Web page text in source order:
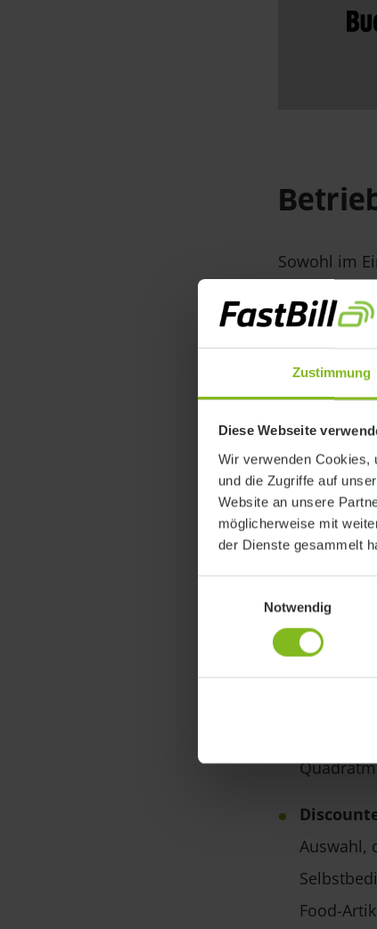
Zustimmung
Diese Webseite
Wir verwenden Cookies,
und die Zugriffe auf
Website an unsere
möglicherweise mit
der Dienste gesammelt
Notwendig
Sowohl im
Es gibt
bestimmter
Im
Auswahl,
Food-